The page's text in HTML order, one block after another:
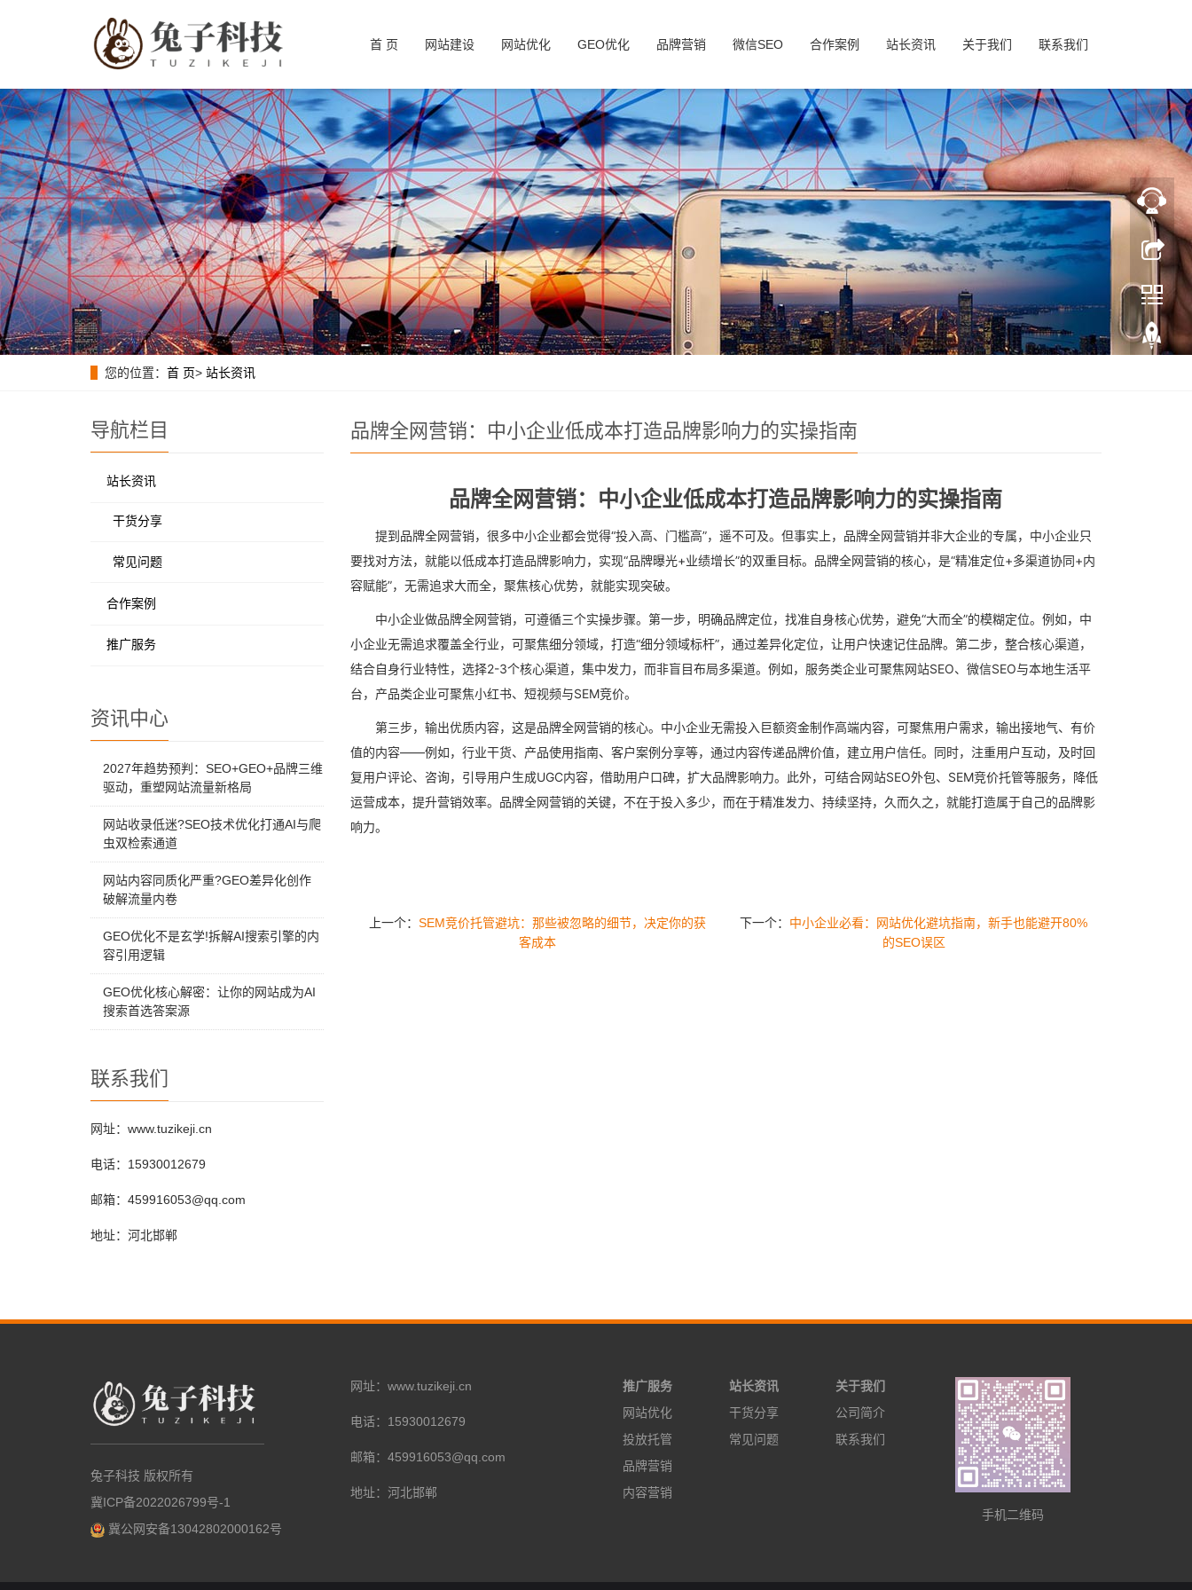
首 页 网站建设 网站优化 GEO优化 品牌营销 微信SEO 合作案例 站长资讯 关于我们 联系我们
您的位置： 首 页> 站长资讯
品牌全网营销：中小企业低成本打造品牌影响力的实操指南
品牌全网营销：中小企业低成本打造品牌影响力的实操指南
提到品牌全网营销，很多中小企业都会觉得“投入高、门槛高”，遥不可及。但事实上，品牌全网营销并非大企业的专属，中小企业只
要找对方法，就能以低成本打造品牌影响力，实现“品牌曝光+业绩增长”的双重目标。品牌全网营销的核心，是“精准定位+多渠道协同+内
容赋能”，无需追求大而全，聚焦核心优势，就能实现突破。
中小企业做品牌全网营销，可遵循三个实操步骤。第一步，明确品牌定位，找准自身核心优势，避免“大而全”的模糊定位。例如，中
小企业无需追求覆盖全行业，可聚焦细分领域，打造“细分领域标杆”，通过差异化定位，让用户快速记住品牌。第二步，整合核心渠道，
结合自身行业特性，选择2-3个核心渠道，集中发力，而非盲目布局多渠道。例如，服务类企业可聚焦网站SEO、微信SEO与本地生活平
台，产品类企业可聚焦小红书、短视频与SEM竞价。
第三步，输出优质内容，这是品牌全网营销的核心。中小企业无需投入巨额资金制作高端内容，可聚焦用户需求，输出接地气、有价
值的内容——例如，行业干货、产品使用指南、客户案例分享等，通过内容传递品牌价值，建立用户信任。同时，注重用户互动，及时回
复用户评论、咨询，引导用户生成UGC内容，借助用户口碑，扩大品牌影响力。此外，可结合网站SEO外包、SEM竞价托管等服务，降低
运营成本，提升营销效率。品牌全网营销的关键，不在于投入多少，而在于精准发力、持续坚持，久而久之，就能打造属于自己的品牌影
响力。
上一个：SEM竞价托管避坑：那些被忽略的细节，决定你的获
客成本
下一个： 中小企业必看：网站优化避坑指南，新手也能避开80%
的SEO误区
导航栏目
站长资讯
干货分享
常见问题
合作案例
推广服务
资讯中心
2027年趋势预判：SEO+GEO+品牌三维
驱动，重塑网站流量新格局
网站收录低迷?SEO技术优化打通AI与爬
虫双检索通道
网站内容同质化严重?GEO差异化创作
破解流量内卷
GEO优化不是玄学!拆解AI搜索引擎的内
容引用逻辑
GEO优化核心解密：让你的网站成为AI
搜索首选答案源
联系我们
网址：www.tuzikeji.cn
电话：15930012679
邮箱：459916053@qq.com
地址：河北邯郸
兔子科技 版权所有
冀ICP备2022026799号-1
冀公网安备13042802000162号
网址：www.tuzikeji.cn
电话：15930012679
邮箱：459916053@qq.com
地址：河北邯郸
推广服务
网站优化
投放托管
品牌营销
内容营销
站长资讯
干货分享
常见问题
关于我们
公司简介
联系我们
手机二维码